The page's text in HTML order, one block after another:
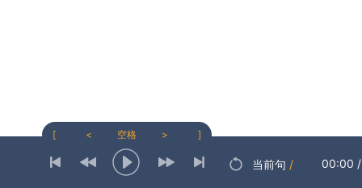
[ < 空格 > ]
当前句 / 00:00 /